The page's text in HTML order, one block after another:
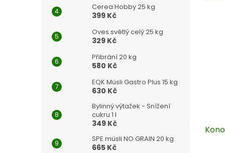
Cerea Hobby 25 kg
399 Kč
Oves světlý celý 25 kg
329 Kč
Přibrání 20 kg
580 Kč
EQK Müsli Gastro Plus 15 kg
630 Kč
Bylinný výtažek - Snížení
cukru 1 l
349 Kč
SPE müsli NO GRAIN 20 kg
665 Kč